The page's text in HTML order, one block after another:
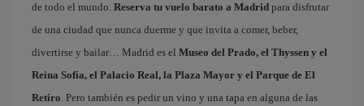
de todo el mundo. Reserva tu vuelo barato a Madrid para disfrutar
de una ciudad que nunca duerme y que invita a comer, beber,
divertirse y bailar… Madrid es el Museo del Prado, el Thyssen y el
Reina Sofía, el Palacio Real, la Plaza Mayor y el Parque de El
Retiro. Pero también es pedir un vino y una tapa en alguna de las